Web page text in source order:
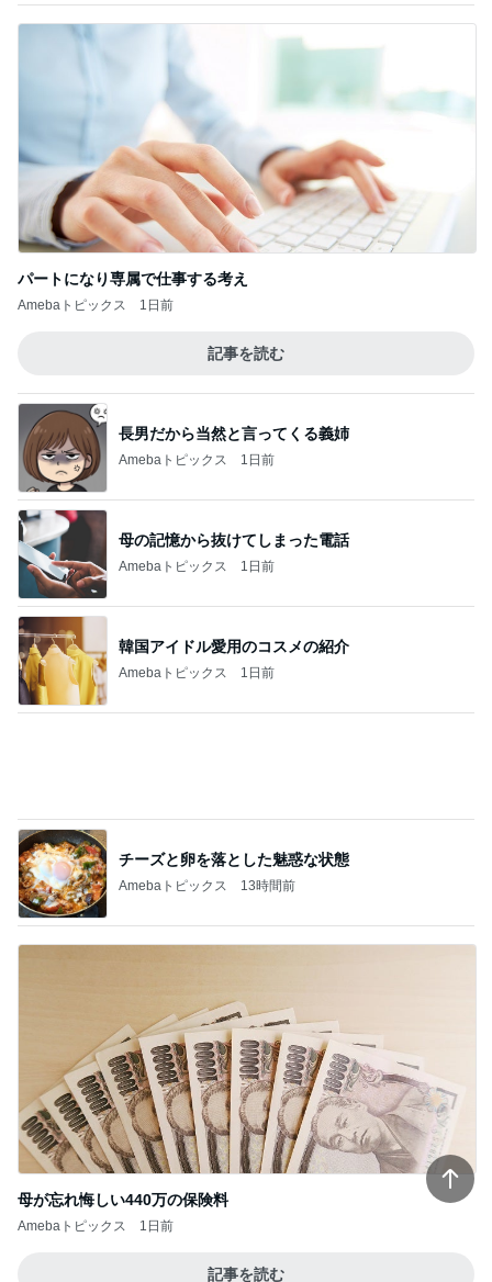
パートになり専属で仕事する考え
Amebaトピックス 1日前
記事を読む
長男だから当然と言ってくる義姉
Amebaトピックス 1日前
母の記憶から抜けてしまった電話
Amebaトピックス 1日前
韓国アイドル愛用のコスメの紹介
Amebaトピックス 1日前
チーズと卵を落とした魅惑な状態
Amebaトピックス 13時間前
母が忘れ悔しい440万の保険料
Amebaトピックス 1日前
記事を読む